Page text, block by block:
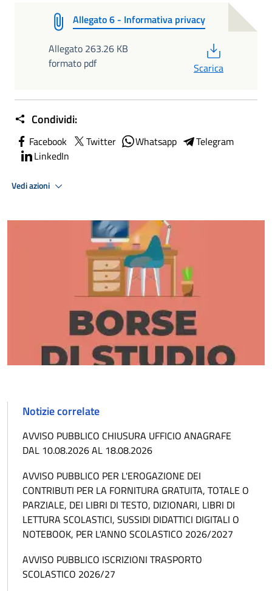
Allegato 6 - Informativa privacy
Allegato 263.26 KB
formato pdf
Scarica
Condividi:
Facebook Twitter Whatsapp
Telegram
LinkedIn
Vedi azioni
Notizie correlate
AVVISO PUBBLICO CHIUSURA UFFICIO ANAGRAFE
DAL 10.08.2026 AL 18.08.2026
AVVISO PUBBLICO PER L'EROGAZIONE DEI
CONTRIBUTI PER LA FORNITURA GRATUITA, TOTALE O
PARZIALE, DEI LIBRI DI TESTO, DIZIONARI, LIBRI DI
LETTURA SCOLASTICI, SUSSIDI DIDATTICI DIGITALI O
NOTEBOOK, PER L'ANNO SCOLASTICO 2026/2027
AVVISO PUBBLICO ISCRIZIONI TRASPORTO
SCOLASTICO 2026/27